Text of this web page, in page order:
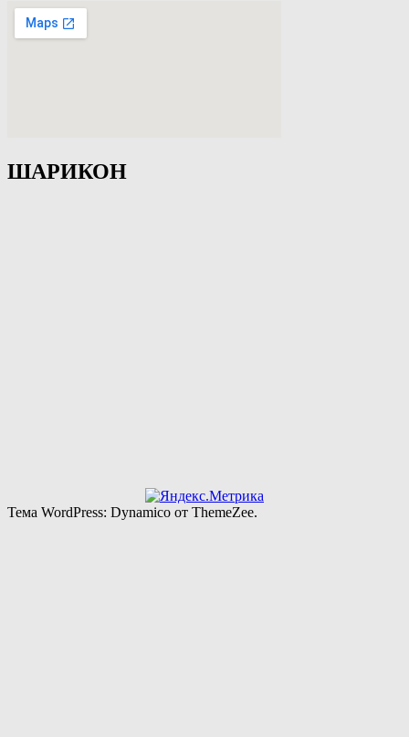
ШАРИКОН
Тема WordPress: Dynamico от ThemeZee.